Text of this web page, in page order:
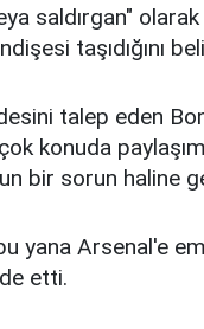
saldırgan"
taşıdığını
talep eden
konuda
bir sorun haline
yana Arsenal'e
etti.